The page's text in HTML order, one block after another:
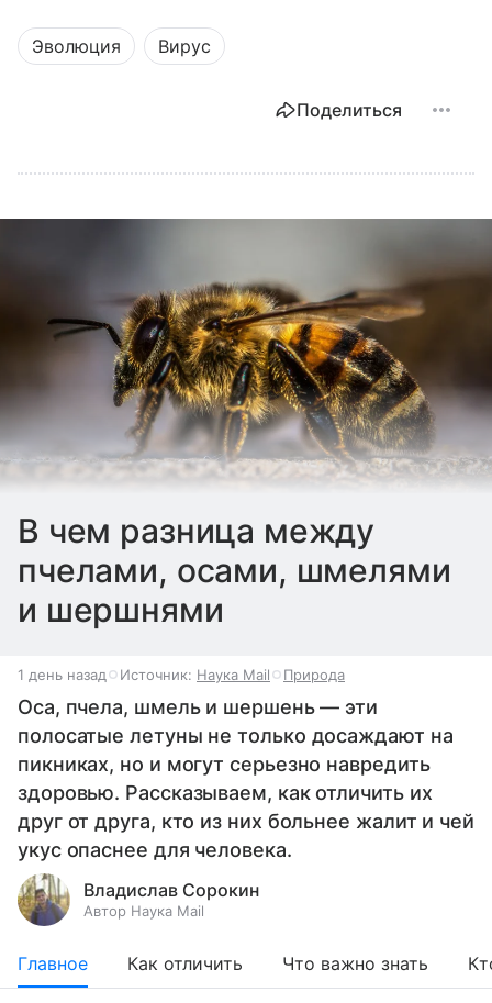
Эволюция Вирус
Поделиться
В чем разница между
пчелами, осами, шмелями
и шершнями
1 день назад Источник: Наука Mail Природа
Оса, пчела, шмель и шершень — эти
полосатые летуны не только досаждают на
пикниках, но и могут серьезно навредить
здоровью. Рассказываем, как отличить их
друг от друга, кто из них больнее жалит и чей
укус опаснее для человека.
Владислав Сорокин
Автор Наука Mail
Главное Как отличить Что важно знать